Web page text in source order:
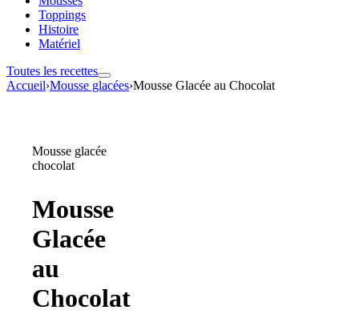
Toppings
Histoire
Matériel
Toutes les recettes
Accueil›Mousse glacées›Mousse Glacée au Chocolat
Mousse glacée
chocolat
Mousse
Glacée
au
Chocolat